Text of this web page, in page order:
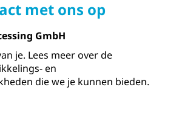
met ons op
GmbH
je. Lees meer over de
en
die we je kunnen bieden.